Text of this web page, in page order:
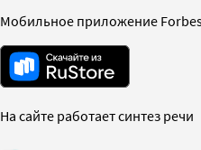
Мобильное приложение
На сайте работает синтез речи